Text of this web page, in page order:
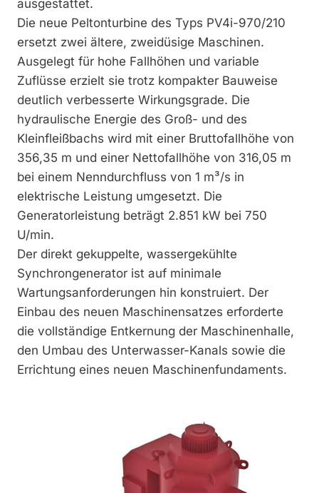
ausgestattet.
Die neue Peltonturbine des Typs PV4i-970/210
ersetzt zwei ältere, zweidüsige Maschinen.
Ausgelegt für hohe Fallhöhen und variable
Zuflüsse erzielt sie trotz kompakter Bauweise
deutlich verbesserte Wirkungsgrade. Die
hydraulische Energie des Groß- und des
Kleinfleißbachs wird mit einer Bruttofallhöhe von
356,35 m und einer Nettofallhöhe von 316,05 m
bei einem Nenndurchfluss von 1 m³/s in
elektrische Leistung umgesetzt. Die
Generatorleistung beträgt 2.851 kW bei 750
U/min.
Der direkt gekuppelte, wassergekühlte
Synchrongenerator ist auf minimale
Wartungsanforderungen hin konstruiert. Der
Einbau des neuen Maschinensatzes erforderte
die vollständige Entkernung der Maschinenhalle,
den Umbau des Unterwasser-Kanals sowie die
Errichtung eines neuen Maschinenfundaments.